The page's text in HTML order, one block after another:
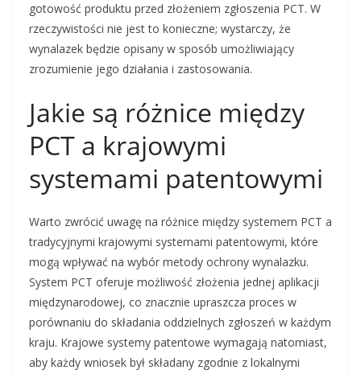
gotowość produktu przed złożeniem zgłoszenia PCT. W
rzeczywistości nie jest to konieczne; wystarczy, że
wynalazek będzie opisany w sposób umożliwiający
zrozumienie jego działania i zastosowania.
Jakie są różnice między
PCT a krajowymi
systemami patentowymi
Warto zwrócić uwagę na różnice między systemem PCT a
tradycyjnymi krajowymi systemami patentowymi, które
mogą wpływać na wybór metody ochrony wynalazku.
System PCT oferuje możliwość złożenia jednej aplikacji
międzynarodowej, co znacznie upraszcza proces w
porównaniu do składania oddzielnych zgłoszeń w każdym
kraju. Krajowe systemy patentowe wymagają natomiast,
aby każdy wniosek był składany zgodnie z lokalnymi